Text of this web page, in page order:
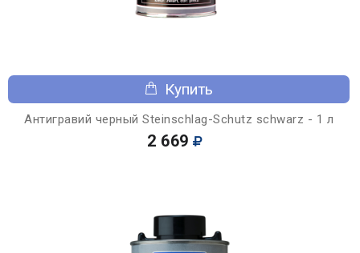
Купить
Антигравий черный Steinschlag-Schutz schwarz - 1 л
2 669